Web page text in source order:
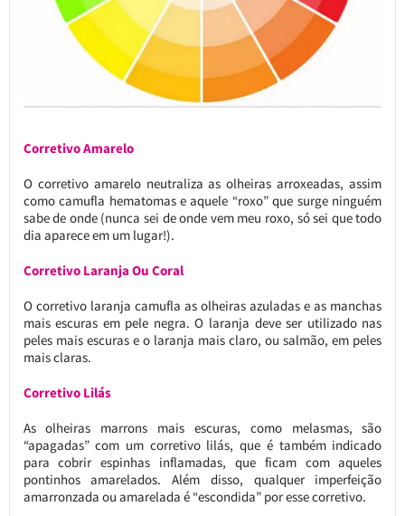
Corretivo Amarelo
O corretivo amarelo neutraliza as olheiras arroxeadas, assim
como camufla hematomas e aquele “roxo” que surge ninguém
sabe de onde (nunca sei de onde vem meu roxo, só sei que todo
dia aparece em um lugar!).
Corretivo Laranja Ou Coral
O corretivo laranja camufla as olheiras azuladas e as manchas
mais escuras em pele negra. O laranja deve ser utilizado nas
peles mais escuras e o laranja mais claro, ou salmão, em peles
mais claras.
Corretivo Lilás
As olheiras marrons mais escuras, como melasmas, são
“apagadas” com um corretivo lilás, que é também indicado
para cobrir espinhas inflamadas, que ficam com aqueles
pontinhos amarelados. Além disso, qualquer imperfeição
amarronzada ou amarelada é “escondida” por esse corretivo.